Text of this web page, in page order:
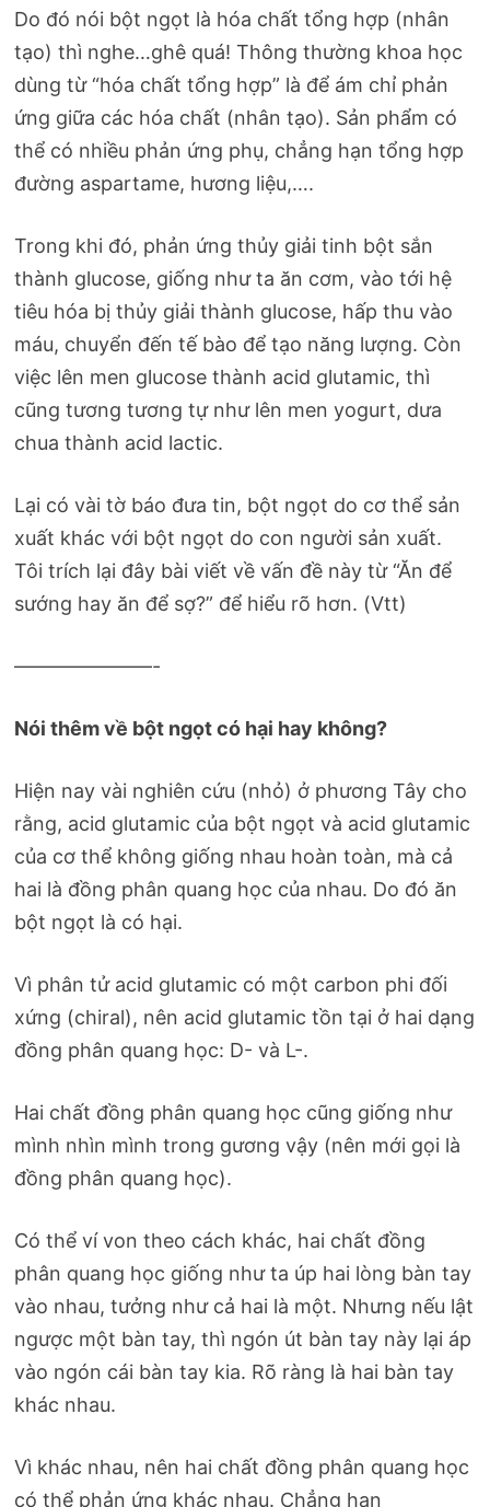
Do đó nói bột ngọt là hóa chất tổng hợp (nhân
tạo) thì nghe…ghê quá! Thông thường khoa học
dùng từ “hóa chất tổng hợp” là để ám chỉ phản
ứng giữa các hóa chất (nhân tạo). Sản phẩm có
thể có nhiều phản ứng phụ, chẳng hạn tổng hợp
đường aspartame, hương liệu,….
Trong khi đó, phản ứng thủy giải tinh bột sắn
thành glucose, giống như ta ăn cơm, vào tới hệ
tiêu hóa bị thủy giải thành glucose, hấp thu vào
máu, chuyển đến tế bào để tạo năng lượng. Còn
việc lên men glucose thành acid glutamic, thì
cũng tương tương tự như lên men yogurt, dưa
chua thành acid lactic.
Lại có vài tờ báo đưa tin, bột ngọt do cơ thể sản
xuất khác với bột ngọt do con người sản xuất.
Tôi trích lại đây bài viết về vấn đề này từ “Ăn để
sướng hay ăn để sợ?” để hiểu rõ hơn. (Vtt)
———————-
Nói thêm về bột ngọt có hại hay không?
Hiện nay vài nghiên cứu (nhỏ) ở phương Tây cho
rằng, acid glutamic của bột ngọt và acid glutamic
của cơ thể không giống nhau hoàn toàn, mà cả
hai là đồng phân quang học của nhau. Do đó ăn
bột ngọt là có hại.
Vì phân tử acid glutamic có một carbon phi đối
xứng (chiral), nên acid glutamic tồn tại ở hai dạng
đồng phân quang học: D- và L-.
Hai chất đồng phân quang học cũng giống như
mình nhìn mình trong gương vậy (nên mới gọi là
đồng phân quang học).
Có thể ví von theo cách khác, hai chất đồng
phân quang học giống như ta úp hai lòng bàn tay
vào nhau, tưởng như cả hai là một. Nhưng nếu lật
ngược một bàn tay, thì ngón út bàn tay này lại áp
vào ngón cái bàn tay kia. Rõ ràng là hai bàn tay
khác nhau.
Vì khác nhau, nên hai chất đồng phân quang học
có thể phản ứng khác nhau. Chẳng hạn